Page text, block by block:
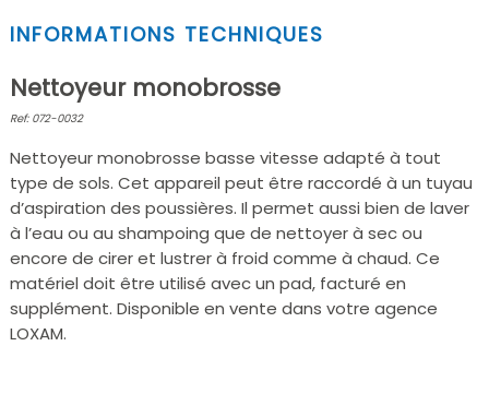
INFORMATIONS TECHNIQUES
Nettoyeur monobrosse
Ref: 072-0032
Nettoyeur monobrosse basse vitesse adapté à tout
type de sols. Cet appareil peut être raccordé à un tuyau
d’aspiration des poussières. Il permet aussi bien de laver
à l’eau ou au shampoing que de nettoyer à sec ou
encore de cirer et lustrer à froid comme à chaud. Ce
matériel doit être utilisé avec un pad, facturé en
supplément. Disponible en vente dans votre agence
LOXAM.